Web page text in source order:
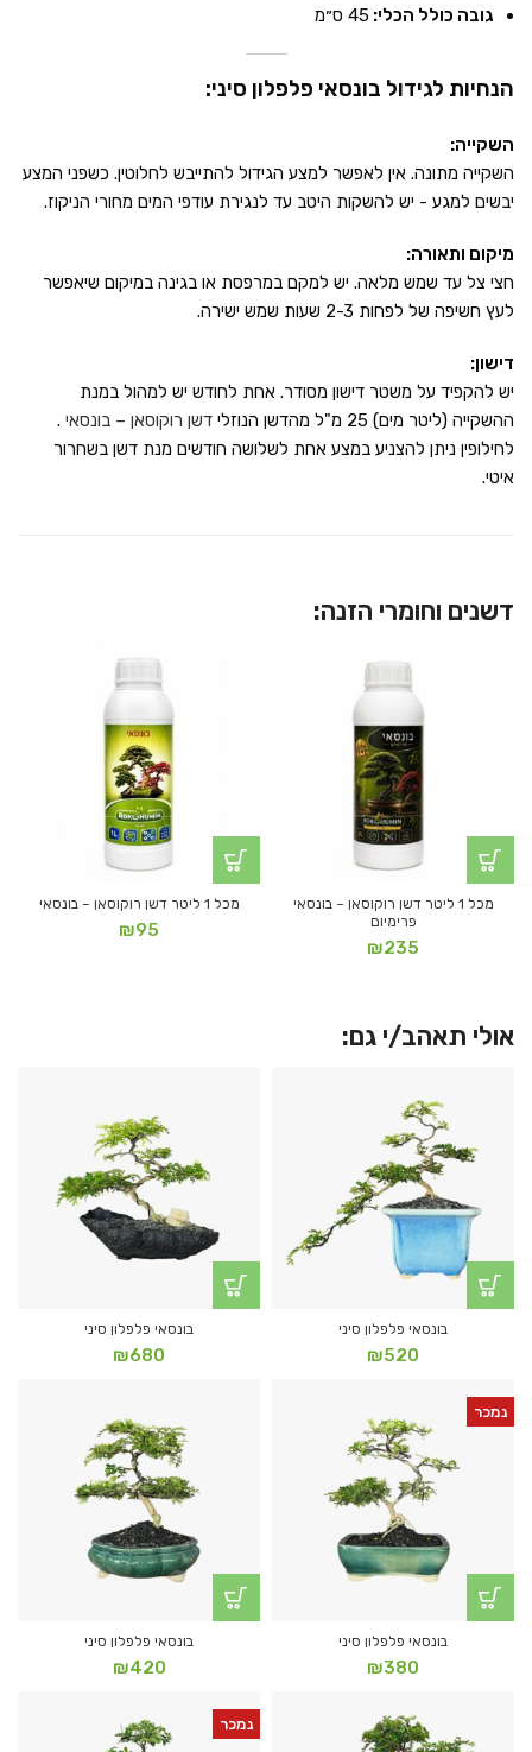
גובה כולל הכלי: 45 ס״מ
הנחיות לגידול בונסאי פלפלון סיני:
השקייה:
השקייה מתונה. אין לאפשר למצע הגידול להתייבש לחלוטין. כשפני המצע
יבשים למגע - יש להשקות היטב עד לנגירת עודפי המים מחורי הניקוז.
מיקום ותאורה:
חצי צל עד שמש מלאה. יש למקם במרפסת או בגינה במיקום שיאפשר
לעץ חשיפה של לפחות 2-3 שעות שמש ישירה.
דישון:
יש להקפיד על משטר דישון מסודר. אחת לחודש יש למהול במנת
ההשקייה (ליטר מים) 25 מ"ל מהדשן הנוזלי
דשן רוקוסאן – בונסאי .
לחילופין ניתן להצניע במצע אחת לשלושה חודשים מנת דשן בשחרור
איטי.
דשנים וחומרי הזנה:
מכל 1 ליטר דשן רוקוסאן – בונסאי
פרימיום
₪235
מכל 1 ליטר דשן רוקוסאן – בונסאי
₪95
אולי תאהב/י גם:
בונסאי פלפלון סיני
₪520
בונסאי פלפלון סיני
₪680
נמכר
בונסאי פלפלון סיני
₪380
בונסאי פלפלון סיני
₪420
נמכר